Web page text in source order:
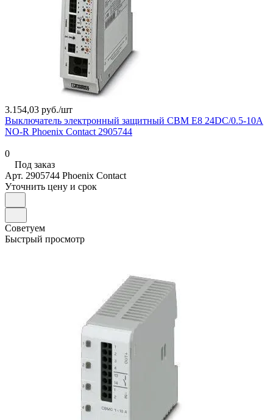
3.154,03 руб./шт
Выключатель электронный защитный CBM E8 24DC/0.5-10А
NO-R Phoenix Contact 2905744
0
Под заказ
Арт. 2905744 Phoenix Contact
Уточнить цену и срок
Советуем
Быстрый просмотр